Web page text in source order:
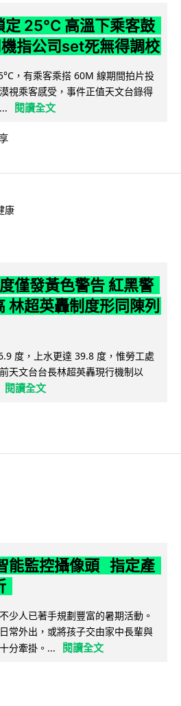
定 25°C 高溫下乘客鼓
指公司set死無得調校
，有乘客乘搭 60M 線期間拍片投
視乘客感受，事件正值天文台錄得
閱讀全文
康
僅發黃色警告 紅黑警
林超英轟制度形同陳列
度，上水更達 39.8 度，惟勞工處
天文台台長林超英轟現行機制以
閱讀全文
能監控攝像頭 指定產
少人已著手規劃豐富的暑期活動。
常外出，或將孩子交由家中長輩與
分牽掛。...
閱讀全文